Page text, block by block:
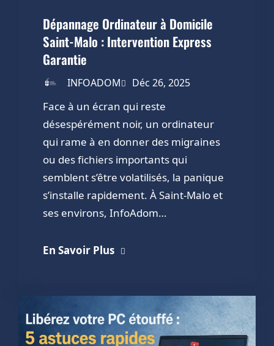
Dépannage Ordinateur à Domicile
Saint-Malo : Intervention Express
Garantie
INFOADOM Déc 26, 2025
Face à un écran qui reste
désespérément noir, un ordinateur
qui rame à en donner des migraines
ou des fichiers importants qui
semblent s’être volatilisés, la panique
s’installe rapidement. À Saint-Malo et
ses environs, InfoAdom…
En Savoir Plus